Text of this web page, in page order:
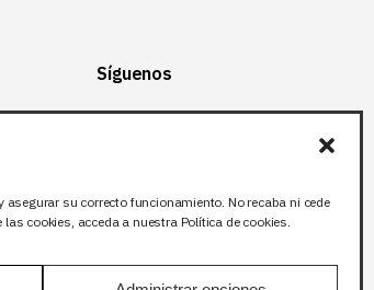
su correcto funcionamiento. No recaba ni cede
cookies, acceda a nuestra Política de cookies.
Síguenos
Facebook
LinkedIn